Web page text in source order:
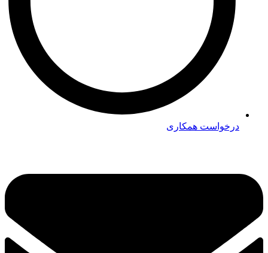
درخواست همکاری